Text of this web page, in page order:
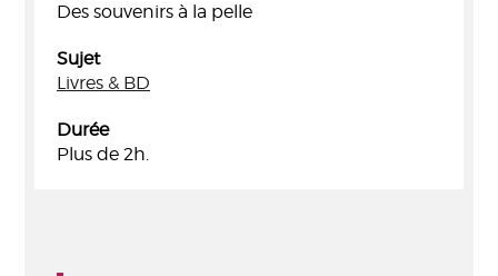
Des souvenirs à la pelle
Sujet
Livres & BD
Durée
Plus de 2h.